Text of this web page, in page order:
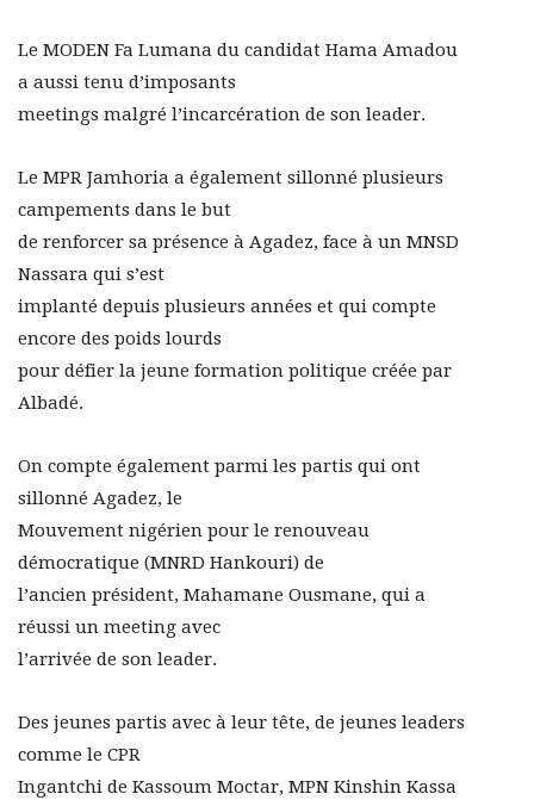
Le MODEN Fa Lumana du candidat Hama Amadou
a aussi tenu d’imposants
meetings malgré l’incarcération de son leader.
Le MPR Jamhoria a également sillonné plusieurs
campements dans le but
de renforcer sa présence à Agadez, face à un MNSD
Nassara qui s’est
implanté depuis plusieurs années et qui compte
encore des poids lourds
pour défier la jeune formation politique créée par
Albadé.
On compte également parmi les partis qui ont
sillonné Agadez, le
Mouvement nigérien pour le renouveau
démocratique (MNRD Hankouri) de
l’ancien président, Mahamane Ousmane, qui a
réussi un meeting avec
l’arrivée de son leader.
Des jeunes partis avec à leur tête, de jeunes leaders
comme le CPR
Ingantchi de Kassoum Moctar, MPN Kinshin Kassa